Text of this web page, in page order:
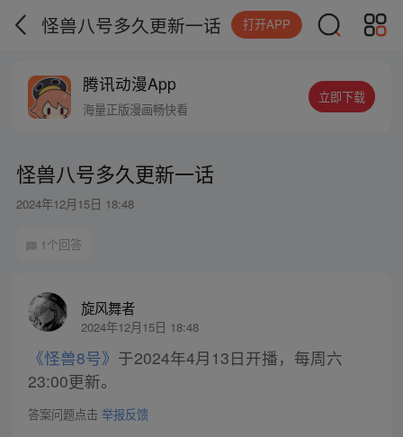
怪兽八号多久更新一话 打开APP
腾讯动漫App
海量正版漫画畅快看
立即下载
怪兽八号多久更新一话
2024年12月15日 18:48
1个回答
旋风舞者
2024年12月15日 18:48
《怪兽8号》 于2024年4月13日开播，每周六
23:00更新。
答案问题点击 举报反馈